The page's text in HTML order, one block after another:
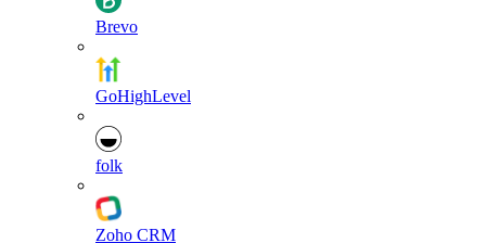
Brevo
GoHighLevel
folk
Zoho CRM